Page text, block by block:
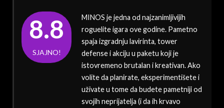
8.8
SJAJNO!
MINOS je jedna od najzanimljivijih
roguelite igara ove godine. Pametno
spaja izgradnju lavirinta, tower
defense i akciju u paketu koji je
istovremeno brutalan i kreativan. Ako
volite da planirate, eksperimentišete i
uživate u tome da budete pametniji od
svojih neprijatelja (i da ih krvavo